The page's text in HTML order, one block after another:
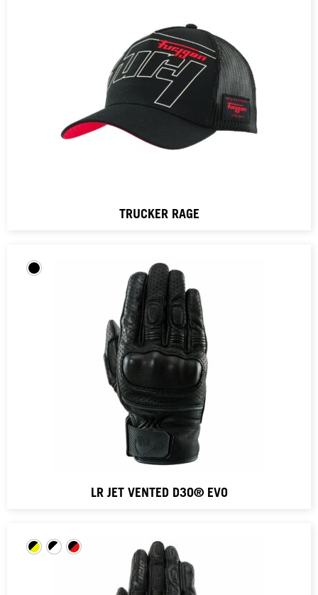
TRUCKER RAGE
LR JET VENTED D3O® EVO